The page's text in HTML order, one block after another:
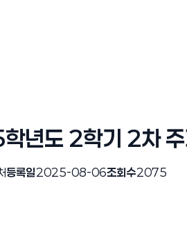
년도 2학기 2차 주
등록일2025-08-06조회수2075